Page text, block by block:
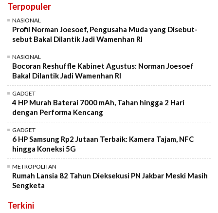
Terpopuler
NASIONAL
Profil Norman Joesoef, Pengusaha Muda yang Disebut-
sebut Bakal Dilantik Jadi Wamenhan RI
NASIONAL
Bocoran Reshuffle Kabinet Agustus: Norman Joesoef
Bakal Dilantik Jadi Wamenhan RI
GADGET
4 HP Murah Baterai 7000 mAh, Tahan hingga 2 Hari
dengan Performa Kencang
GADGET
6 HP Samsung Rp2 Jutaan Terbaik: Kamera Tajam, NFC
hingga Koneksi 5G
METROPOLITAN
Rumah Lansia 82 Tahun Dieksekusi PN Jakbar Meski Masih
Sengketa
Terkini